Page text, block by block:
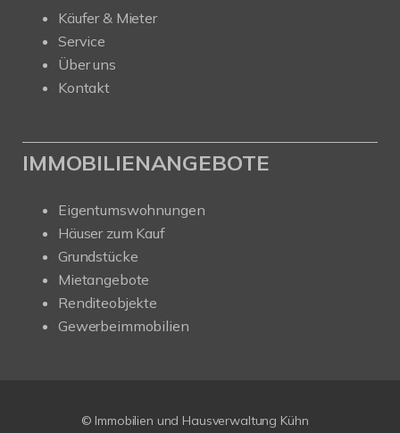
Käufer & Mieter
Service
Über uns
Kontakt
IMMOBILIENANGEBOTE
Eigentumswohnungen
Häuser zum Kauf
Grundstücke
Mietangebote
Renditeobjekte
Gewerbeimmobilien
© Immobilien und Hausverwaltung Kühn